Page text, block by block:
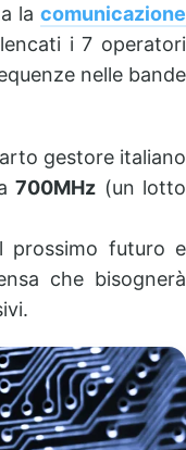
la comunicazione
i 7 operatori
nelle bande
gestore italiano
700MHz (un lotto
prossimo futuro e
che bisognerà